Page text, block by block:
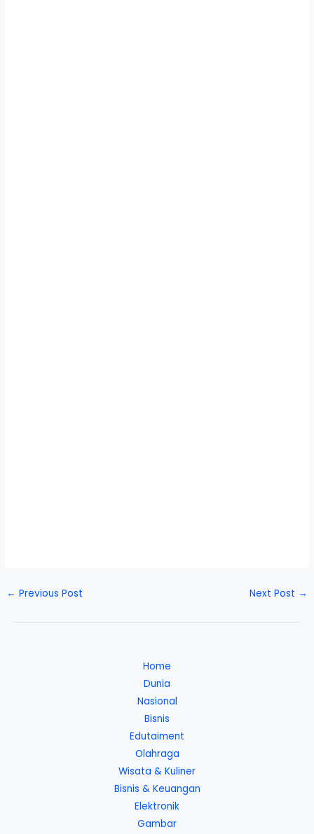
← Previous Post Next Post →
Home
Dunia
Nasional
Bisnis
Edutaiment
Olahraga
Wisata & Kuliner
Bisnis & Keuangan
Elektronik
Gambar